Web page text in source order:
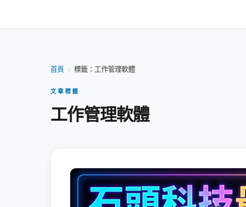
首頁 › 標籤：工作管理軟體
文章標籤
工作管理軟體